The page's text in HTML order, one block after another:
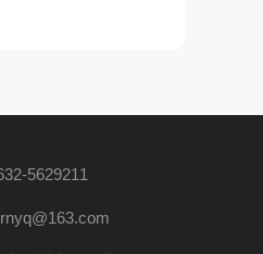
5629211